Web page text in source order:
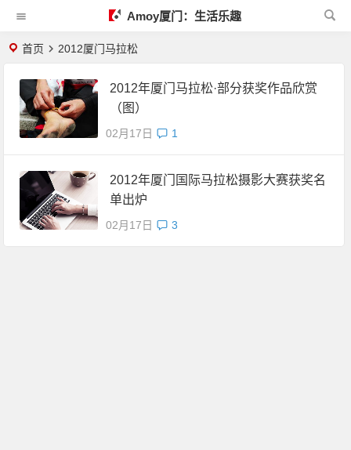
Amoy厦门：生活乐趣
首页 2012厦门马拉松
2012年厦门马拉松·部分获奖作品欣赏
（图）
02月17日 1
2012年厦门国际马拉松摄影大赛获奖名
单出炉
02月17日 3